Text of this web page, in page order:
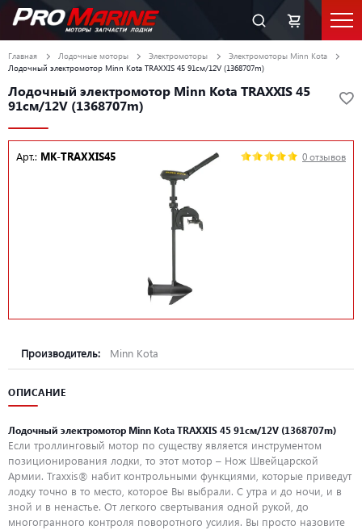
Главная Лодочные моторы Электромоторы
Электромоторы Minn Kota
Лодочный электромотор Minn Kota TRAXXIS 45 91см/12V (1368707m)
Лодочный электромотор Minn Kota TRAXXIS 45
91см/12V (1368707m)
Арт.: MK-TRAXXIS45 0 отзывов
Производитель: Minn Kota
ОПИСАНИЕ
Лодочный электромотор Minn Kota TRAXXIS 45 91см/12V (1368707m)
Если троллинговый мотор по существу является инструментом
позиционирования лодки, то этот мотор – Нож Швейцарской
Армии. Traxxis® набит контрольными функциями, которые приведут
лодку точно в то место, которое Вы выбрали. С утра и до ночи, и в
зной и в ненастье. От легкого свертывания одной рукой, до
многогранного контроля поворотного усилия. Вы просто назовите